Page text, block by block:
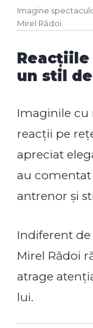
Imagine
Mirel Rădoi.
Reacțiile
un stil
Imaginile cu
reacții pe
apreciat
au
antrenor și
Indiferent
Mirel Rădoi
atrage
lui.